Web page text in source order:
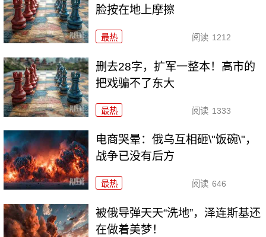
脸按在地上摩擦
最热 阅读 1212
删去28字，扩军一整本！高市的
把戏骗不了东大
最热 阅读 1333
电商哭晕：俄乌互相砸\"饭碗\"，
战争已没有后方
最热 阅读 646
被俄导弹天天“洗地”，泽连斯基还
在做着美梦！